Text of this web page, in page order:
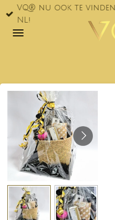
Ga
direct
naar
VQ® nu ook te
NL!